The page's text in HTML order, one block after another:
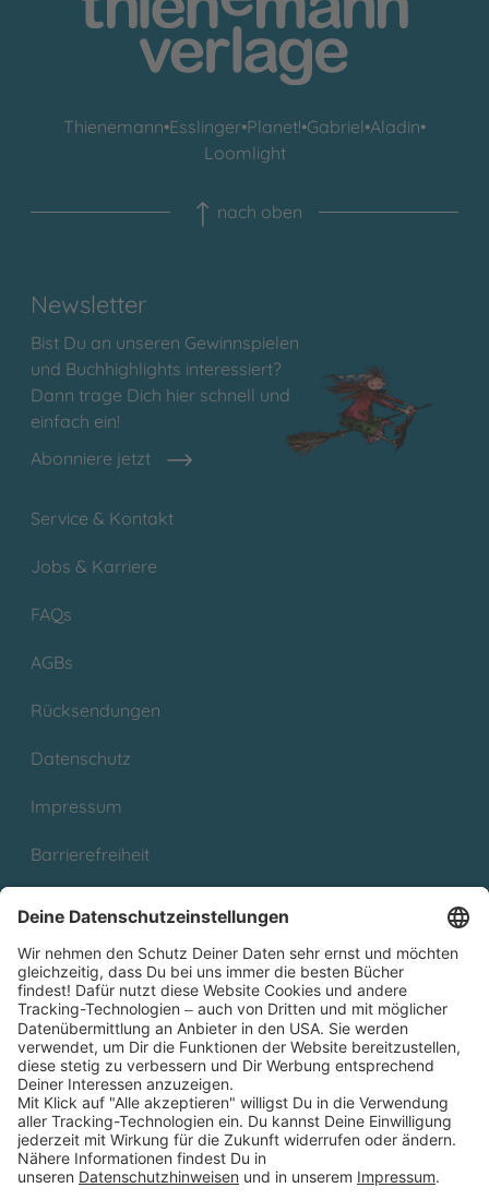
Thienemann•Esslinger•Planet!•Gabriel•Aladin•
Loomlight
nach oben
Newsletter
Bist Du an unseren Gewinnspielen
und Buchhighlights interessiert?
Dann trage Dich hier schnell und
einfach ein!
Abonniere jetzt
Service & Kontakt
Jobs & Karriere
FAQs
AGBs
Rücksendungen
Datenschutz
Impressum
Barrierefreiheit
Partnerprogramm (Affiliate)
Folge uns auf
* Versandkostenfrei ab 9,00 € Bestellwert innerhalb
Deutschlands
** Lieferzeit 1-3 Werktage innerhalb Deutschlands